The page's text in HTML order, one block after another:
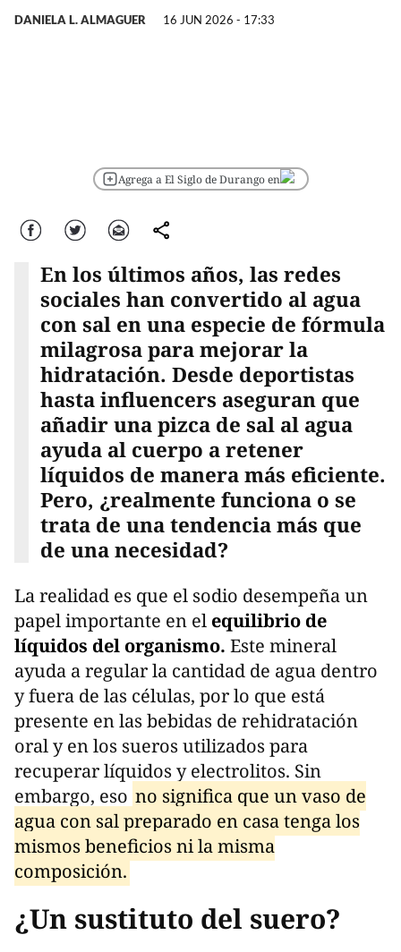
DANIELA L. ALMAGUER 16 JUN 2026 - 17:33
Agrega a El Siglo de Durango en
Facebook Twitter Correo comparte
En los últimos años, las redes
sociales han convertido al agua
con sal en una especie de fórmula
milagrosa para mejorar la
hidratación. Desde deportistas
hasta influencers aseguran que
añadir una pizca de sal al agua
ayuda al cuerpo a retener
líquidos de manera más eficiente.
Pero, ¿realmente funciona o se
trata de una tendencia más que
de una necesidad?
La realidad es que el sodio desempeña un
papel importante en el equilibrio de
líquidos del organismo. Este mineral
ayuda a regular la cantidad de agua dentro
y fuera de las células, por lo que está
presente en las bebidas de rehidratación
oral y en los sueros utilizados para
recuperar líquidos y electrolitos. Sin
embargo, eso no significa que un vaso de
agua con sal preparado en casa tenga los
mismos beneficios ni la misma
composición.
¿Un sustituto del suero?